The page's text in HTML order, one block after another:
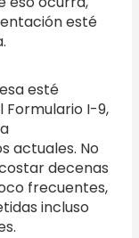
esté
esté
I-9,
actuales. No
decenas
frecuentes,
incluso